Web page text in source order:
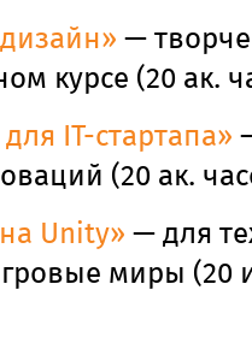
—
курсе (20 ак.
IT-стартапа»
(20 ак.
Unity» — для
миры (20